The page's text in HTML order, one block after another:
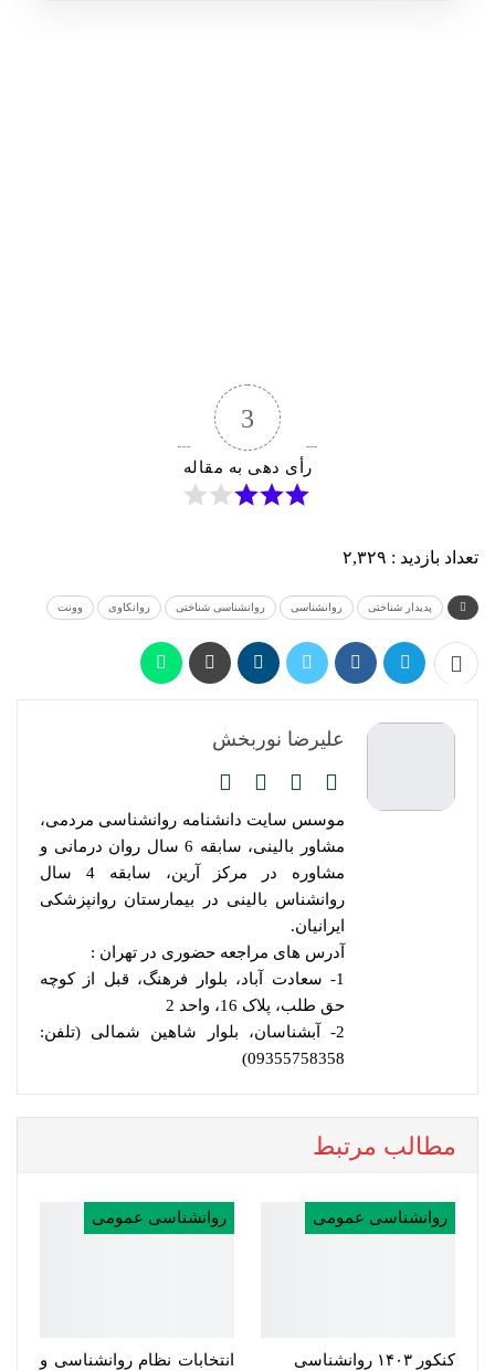
3
رأی دهی به مقاله
تعداد بازدید : ۲,۳۲۹
پدیدار شناختی روانشناسی روانشناسی شناختی روانکاوی وونت
علیرضا نوربخش
موسس سایت دانشنامه روانشناسی مردمی،
مشاور بالینی، سابقه 6 سال روان درمانی و
مشاوره در مرکز آرین، سابقه 4 سال
روانشناس بالینی در بیمارستان روانپزشکی
ایرانیان.
آدرس های مراجعه حضوری در تهران :
1- سعادت آباد، بلوار فرهنگ، قبل از کوچه
حق طلب، پلاک 16، واحد 2
2- آبشناسان، بلوار شاهین شمالی (تلفن:
09355758358)
مطالب مرتبط
روانشناسی عمومی
کنکور ۱۴۰۳ روانشناسی
روانشناسی عمومی
انتخابات نظام روانشناسی و